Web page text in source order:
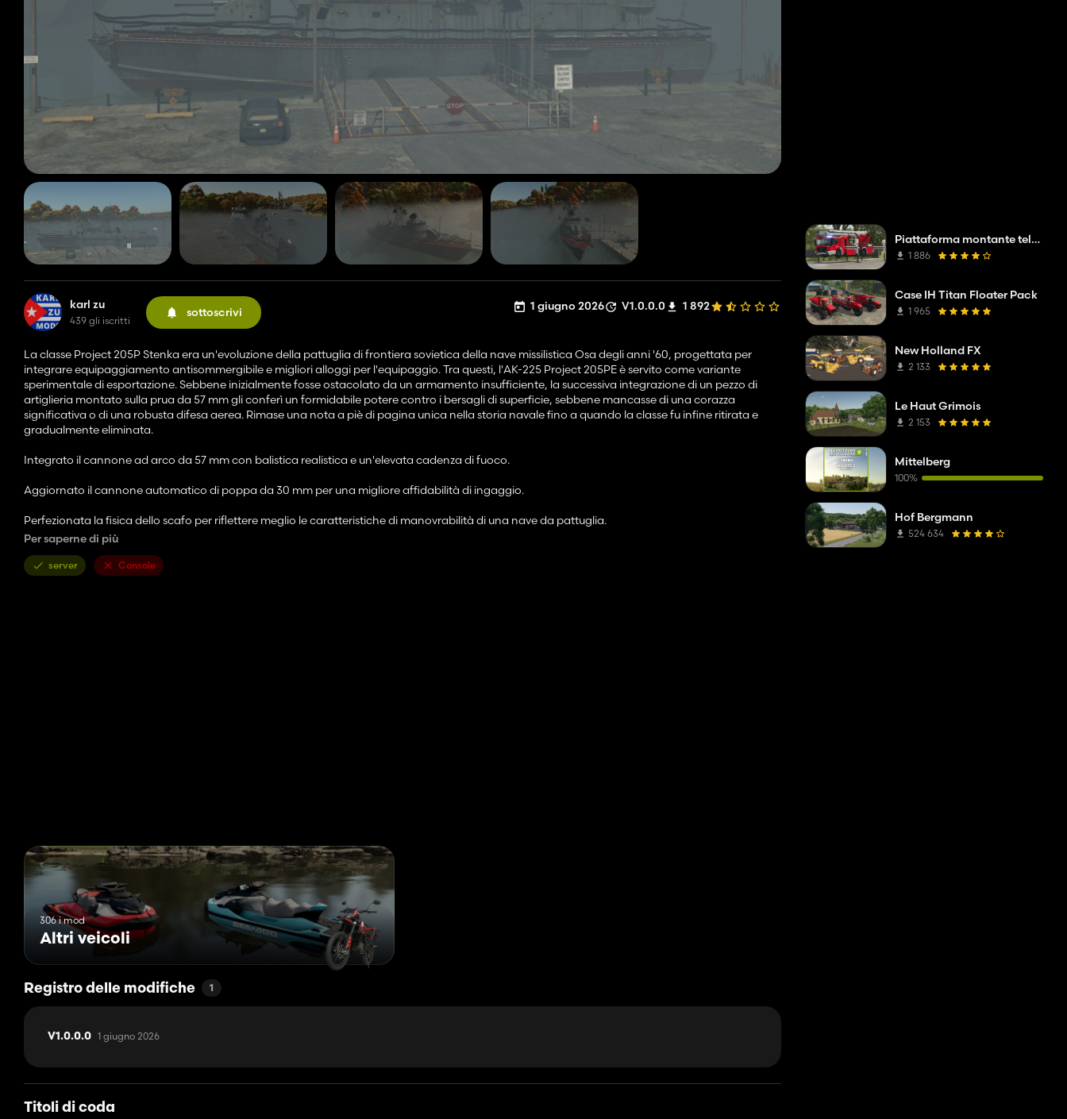
karl zu
439 gli iscritti
sottoscrivi 1 giugno 2026 V1.0.0.0 1 892
La classe Project 205P Stenka era un'evoluzione della pattuglia di frontiera sovietica della nave missilistica Osa degli anni '60, progettata per
integrare equipaggiamento antisommergibile e migliori alloggi per l'equipaggio. Tra questi, l'AK-225 Project 205PE è servito come variante
sperimentale di esportazione. Sebbene inizialmente fosse ostacolato da un armamento insufficiente, la successiva integrazione di un pezzo di
artiglieria montato sulla prua da 57 mm gli conferì un formidabile potere contro i bersagli di superficie, sebbene mancasse di una corazza
significativa o di una robusta difesa aerea. Rimase una nota a piè di pagina unica nella storia navale fino a quando la classe fu infine ritirata e
gradualmente eliminata.
Integrato il cannone ad arco da 57 mm con balistica realistica e un'elevata cadenza di fuoco.
Aggiornato il cannone automatico di poppa da 30 mm per una migliore affidabilità di ingaggio.
Perfezionata la fisica dello scafo per riflettere meglio le caratteristiche di manovrabilità di una nave da pattuglia.
Per saperne di più
server Console
306 i mod
Altri veicoli
Registro delle modifiche 1
V1.0.0.0 1 giugno 2026
Titoli di coda
Piattaforma montante telescopica Mercedes Benz Econic WISS
1 886
Case IH Titan Floater Pack
1 965
New Holland FX
2 133
Le Haut Grimois
2 153
Mittelberg
100%
Hof Bergmann
524 634